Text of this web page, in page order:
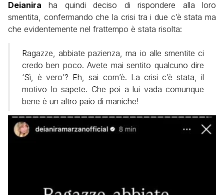
Deianira ha quindi deciso di rispondere alla loro
smentita, confermando che la crisi tra i due c’è stata ma
che evidentemente nel frattempo è stata risolta:
Ragazze, abbiate pazienza, ma io alle smentite ci
credo ben poco. Avete mai sentito qualcuno dire
‘Sì, è vero’? Eh, sai com’è. La crisi c’è stata, il
motivo lo sapete. Che poi a lui vada comunque
bene è un altro paio di maniche!